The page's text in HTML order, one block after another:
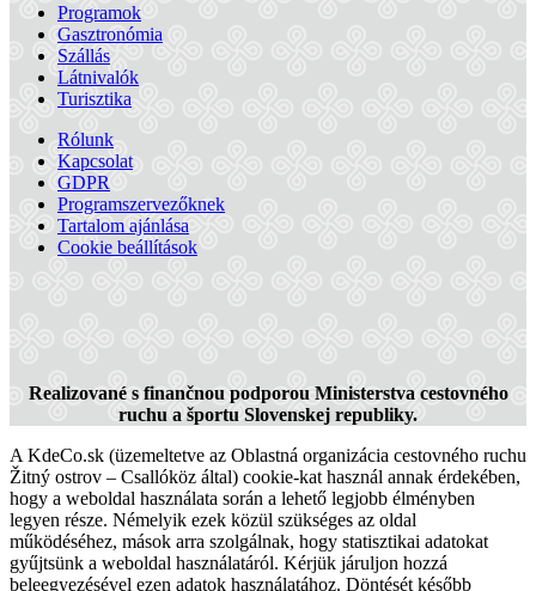
Slovakia Ring
Programok
Gasztronómia
Szállás
Látnivalók
Turisztika
Rólunk
Kapcsolat
GDPR
Programszervezőknek
Tartalom ajánlása
Cookie beállítások
Realizované s finančnou podporou Ministerstva cestovného
ruchu a športu Slovenskej republiky.
A KdeCo.sk (üzemeltetve az Oblastná organizácia cestovného ruchu
Žitný ostrov – Csallóköz által) cookie-kat használ annak érdekében,
hogy a weboldal használata során a lehető legjobb élményben
legyen része. Némelyik ezek közül szükséges az oldal
működéséhez, mások arra szolgálnak, hogy statisztikai adatokat
gyűjtsünk a weboldal használatáról. Kérjük járuljon hozzá
beleegyezésével ezen adatok használatához. Döntését később